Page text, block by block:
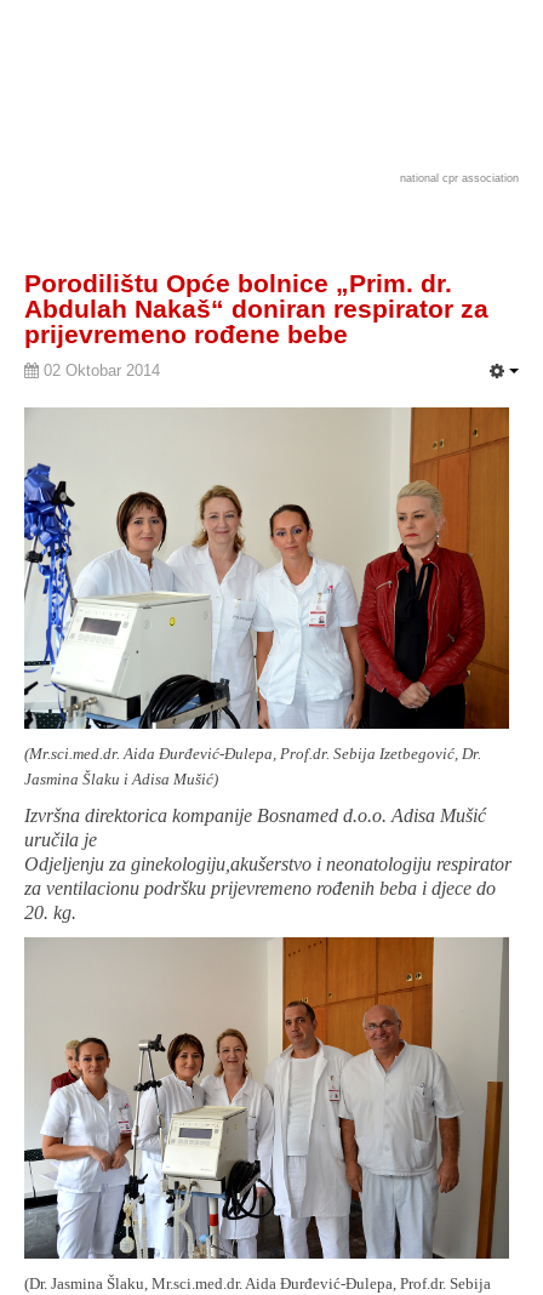
national cpr association
Porodilištu Opće bolnice „Prim. dr.
Abdulah Nakaš“ doniran respirator za
prijevremeno rođene bebe
02 Oktobar 2014
(Mr.sci.med.dr. Aida Đurđević-Đulepa, Prof.dr. Sebija Izetbegović, Dr.
Jasmina Šlaku i Adisa Mušić)
Izvršna direktorica kompanije Bosnamed d.o.o. Adisa Mušić
uručila je
Odjeljenju za ginekologiju,akušerstvo i neonatologiju respirator
za ventilacionu podršku prijevremeno rođenih beba i djece do
20. kg.
(Dr. Jasmina Šlaku, Mr.sci.med.dr. Aida Đurđević-Đulepa, Prof.dr. Sebija